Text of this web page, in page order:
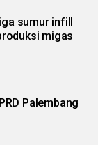
sumur infill
migas
Palembang